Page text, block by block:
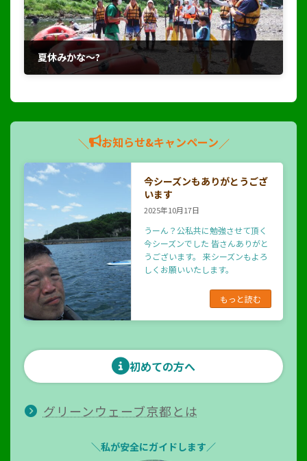
夏休みかな～?
＼ お知らせ&キャンペーン／
今シーズンもありがとうござ
います
2025年10月17日
うーん？公私共に勉強させて頂く
今シーズンでした 皆さんありがと
うございます。 来シーズンもよろ
しくお願いいたします。
もっと読む
初めての方へ
グリーンウェーブ京都とは
＼私が安全にガイドします／